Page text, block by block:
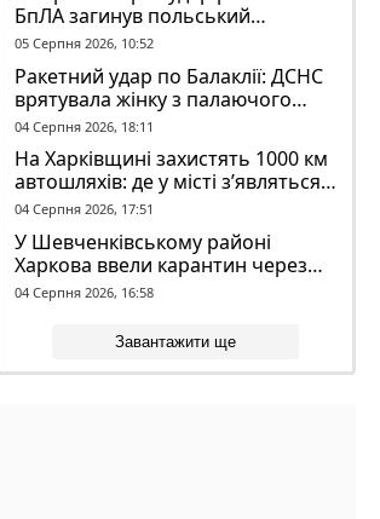
БпЛА загинув польський
волонтер Марек Русек-
Вольський
05 Серпня 2026, 10:52
Ракетний удар по Балаклії: ДСНС
врятувала жінку з палаючого
будинку
04 Серпня 2026, 18:11
На Харківщині захистять 1000 км
автошляхів: де у місті з’являться
антидронові сітки
04 Серпня 2026, 17:51
У Шевченківському районі
Харкова ввели карантин через
скаженого кажана
04 Серпня 2026, 16:58
Завантажити ще